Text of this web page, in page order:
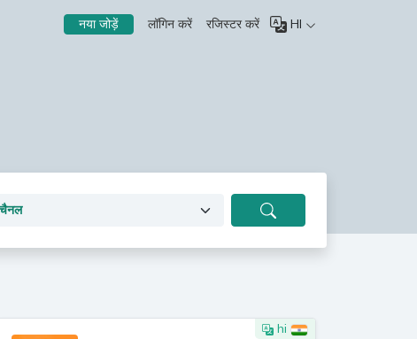
नया जोड़ें लॉगिन करें रजिस्टर करें HI
hi